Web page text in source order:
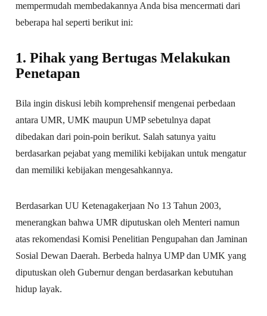
mempermudah membedakannya Anda bisa mencermati dari
beberapa hal seperti berikut ini:
1. Pihak yang Bertugas Melakukan
Penetapan
Bila ingin diskusi lebih komprehensif mengenai perbedaan
antara UMR, UMK maupun UMP sebetulnya dapat
dibedakan dari poin-poin berikut. Salah satunya yaitu
berdasarkan pejabat yang memiliki kebijakan untuk mengatur
dan memiliki kebijakan mengesahkannya.
Berdasarkan UU Ketenagakerjaan No 13 Tahun 2003,
menerangkan bahwa UMR diputuskan oleh Menteri namun
atas rekomendasi Komisi Penelitian Pengupahan dan Jaminan
Sosial Dewan Daerah. Berbeda halnya UMP dan UMK yang
diputuskan oleh Gubernur dengan berdasarkan kebutuhan
hidup layak.